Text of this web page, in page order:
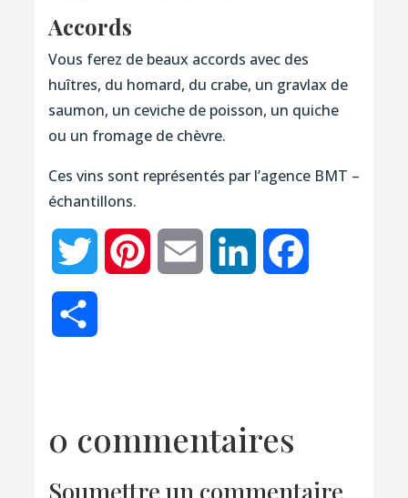
Accords
Vous ferez de beaux accords avec des
huîtres, du homard, du crabe, un gravlax de
saumon, un ceviche de poisson, un quiche
ou un fromage de chèvre.
Ces vins sont représentés par l’agence BMT –
échantillons.
Twitter Pinterest Email LinkedIn
0 commentaires
Soumettre un commentaire